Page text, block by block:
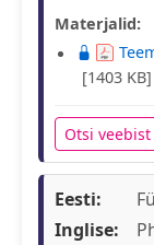
Materjalid:
[1403 KB]
Otsi veebist
Eesti:
Inglise: